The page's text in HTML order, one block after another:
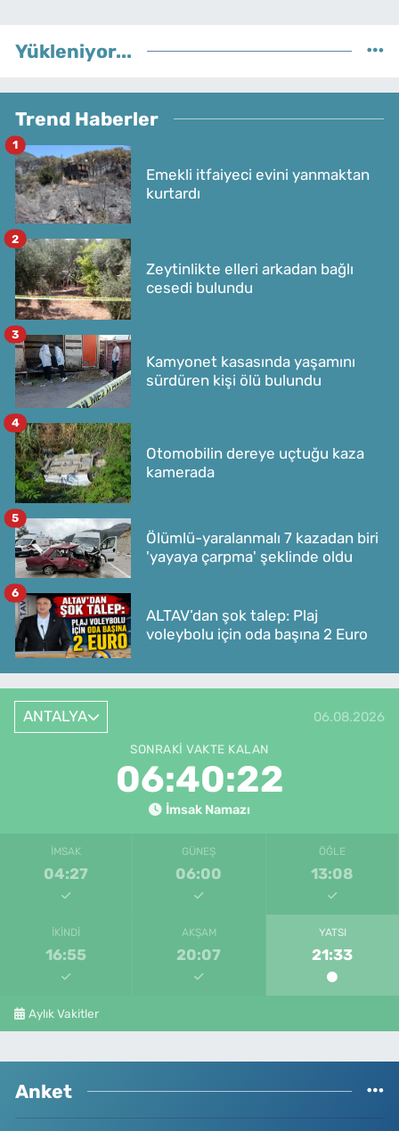
Yükleniyor...
Trend Haberler
Emekli itfaiyeci evini yanmaktan
kurtardı
1
Zeytinlikte elleri arkadan bağlı
cesedi bulundu
2
Kamyonet kasasında yaşamını
sürdüren kişi ölü bulundu
3
Otomobilin dereye uçtuğu kaza
kamerada
4
Ölümlü-yaralanmalı 7 kazadan biri
'yayaya çarpma' şeklinde oldu
5
ALTAV’dan şok talep: Plaj
voleybolu için oda başına 2 Euro
6
ANTALYA 06.08.2026
SONRAKI VAKTE KALAN
06:40:22
İmsak Namazı
İMSAK
04:27
GÜNEŞ
06:00
ÖĞLE
13:08
İKINDI
16:55
AKŞAM
20:07
YATSI
21:33
Aylık Vakitler
Anket